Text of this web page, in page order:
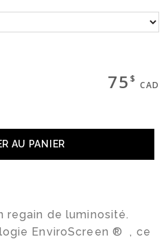
75 $
CAD
AU PANIER
regain de luminosité.
EnviroScreen ® , ce